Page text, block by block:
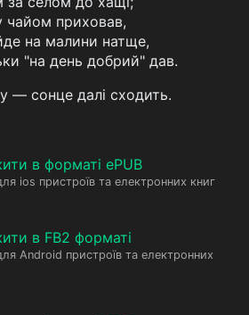
чайом приховав,
на малини натще,
"на день добрий" дав.
— сонце далі сходить.
в форматі ePUB
ios пристроїв та електронних книг
в FB2 форматі
Android пристроїв та електронних